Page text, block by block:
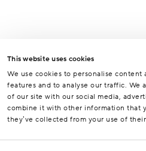
This website uses cookies
We use cookies to personalise content
features and to analyse our traffic. We
of our site with our social media,
combine it with other information that
they’ve collected from your use of